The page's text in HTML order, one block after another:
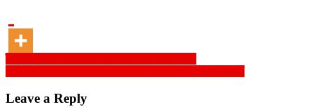
Post
navigation
Leave a Reply